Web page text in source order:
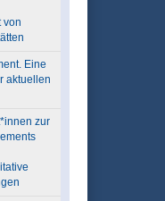
von
Eine
aktuellen
zur